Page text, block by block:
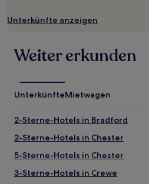
Unterkünfte anzeigen
Weiter erkunden
UnterkünfteMietwagen
2-Sterne-Hotels in Bradford
2-Sterne-Hotels in Chester
5-Sterne-Hotels in Chester
3-Sterne-Hotels in Crewe